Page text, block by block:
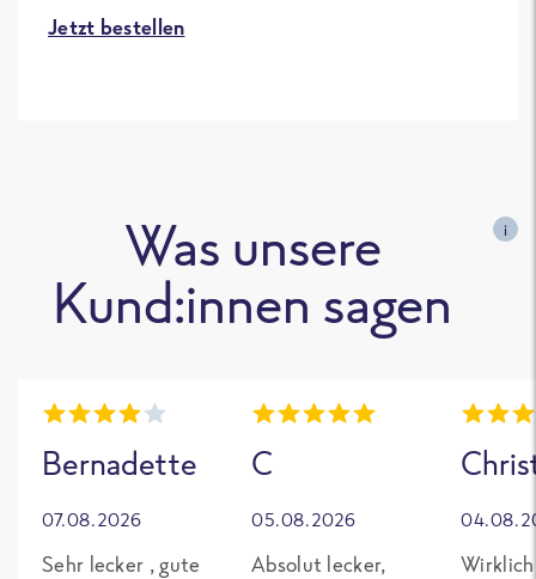
Jetzt bestellen
Was unsere
Kund:innen sagen
i
Bernadette
07.08.2026
Sehr lecker , gute
C
05.08.2026
Absolut lecker,